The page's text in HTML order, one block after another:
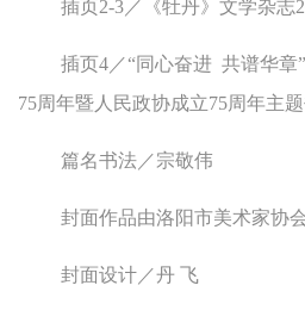
插页2-3／《牡丹》文学杂志
插页4／“同心奋进 共谱华章
75周年暨人民政协成立75周年主
篇名书法／宗敬伟
封面作品由洛阳市美术家协
封面设计／丹 飞